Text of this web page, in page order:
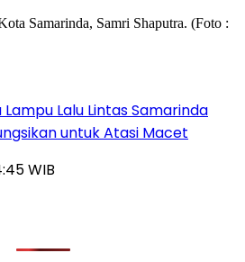
Lalu Lintas Samarinda
untuk Atasi Macet
WIB